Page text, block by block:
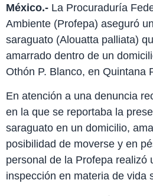
México.- La Procuraduría
Ambiente (Profepa) aseguró
saraguato (Alouatta palliata)
amarrado dentro de un
Othón P. Blanco, en Quintana
En atención a una denuncia
en la que se reportaba la
saraguato en un domicilio,
posibilidad de moverse y en
personal de la Profepa realizó
inspección en materia de vida